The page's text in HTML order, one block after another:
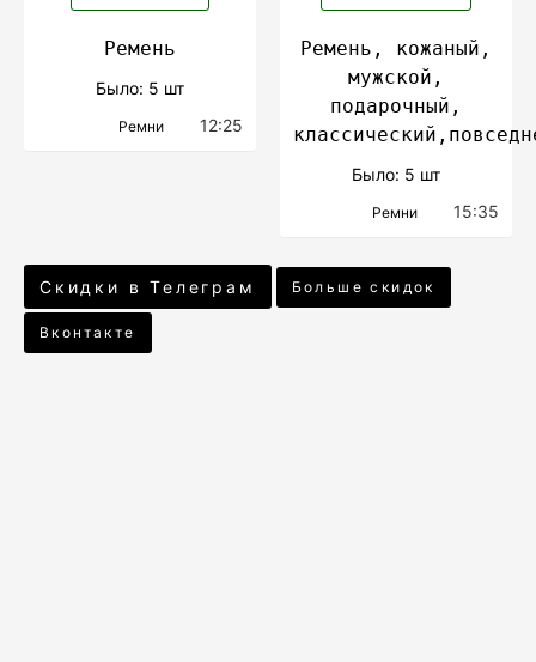
Ремень
Было: 5 шт
Ремни 12:25
Ремень, кожаный,
мужской,
подарочный,
Было: 5 шт
Ремни 15:35
Скидки в Телеграм Больше скидок
Вконтакте